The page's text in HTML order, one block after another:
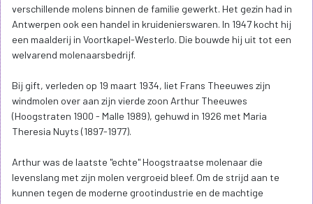
verschillende molens binnen de familie gewerkt. Het gezin had in
Antwerpen ook een handel in kruidenierswaren. In 1947 kocht hij
een maalderij in Voortkapel-Westerlo. Die bouwde hij uit tot een
welvarend molenaarsbedrijf.
Bij gift, verleden op 19 maart 1934, liet Frans Theeuwes zijn
windmolen over aan zijn vierde zoon Arthur Theeuwes
(Hoogstraten 1900 - Malle 1989), gehuwd in 1926 met Maria
Theresia Nuyts (1897-1977).
Arthur was de laatste "echte" Hoogstraatse molenaar die
levenslang met zijn molen vergroeid bleef. Om de strijd aan te
kunnen tegen de moderne grootindustrie en de machtige